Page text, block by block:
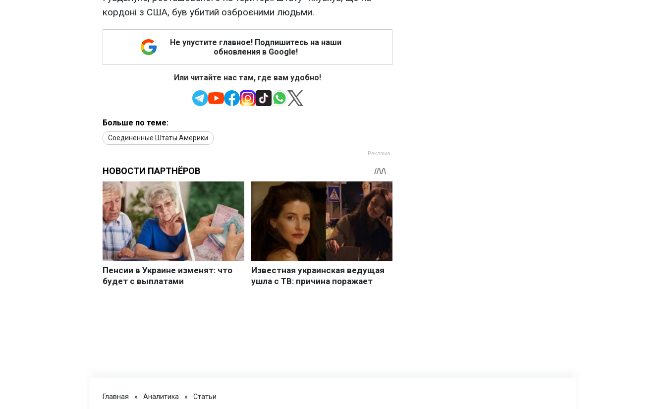
кордоні з США, був убитий озброєними людьми.
Не упустите главное! Подпишитесь на наши
обновления в Google!
Или читайте нас там, где вам удобно!
Больше по теме:
Соединенные Штаты Америки
Главная » Аналитика » Статьи